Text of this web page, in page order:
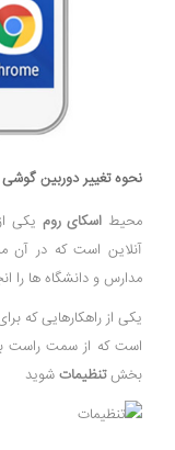
نحوه تغییر دوربین
محیط اسکای روم یکی
آنلاین است که در آن
مدارس و دانشگاه ها را
یکی از راهکارهایی که
است که از سمت راست
بخشتنظیمات شوید